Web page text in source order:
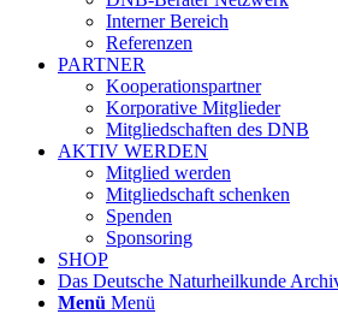
Interner Bereich
Referenzen
PARTNER
Kooperationspartner
Korporative Mitglieder
Mitgliedschaften des DNB
AKTIV WERDEN
Mitglied werden
Mitgliedschaft schenken
Spenden
Sponsoring
SHOP
Das Deutsche Naturheilkunde
Menü Menü